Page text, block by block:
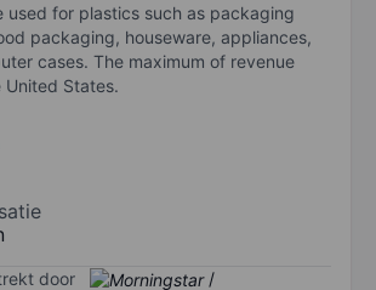
used for plastics such as packaging
packaging, houseware, appliances,
cases. The maximum of revenue
States.
door /